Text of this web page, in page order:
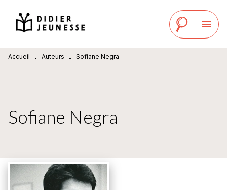
MENU RECHERCHE
PIED DE PAGE
menu
Accueil • Auteurs • Sofiane Negra
Sofiane Negra